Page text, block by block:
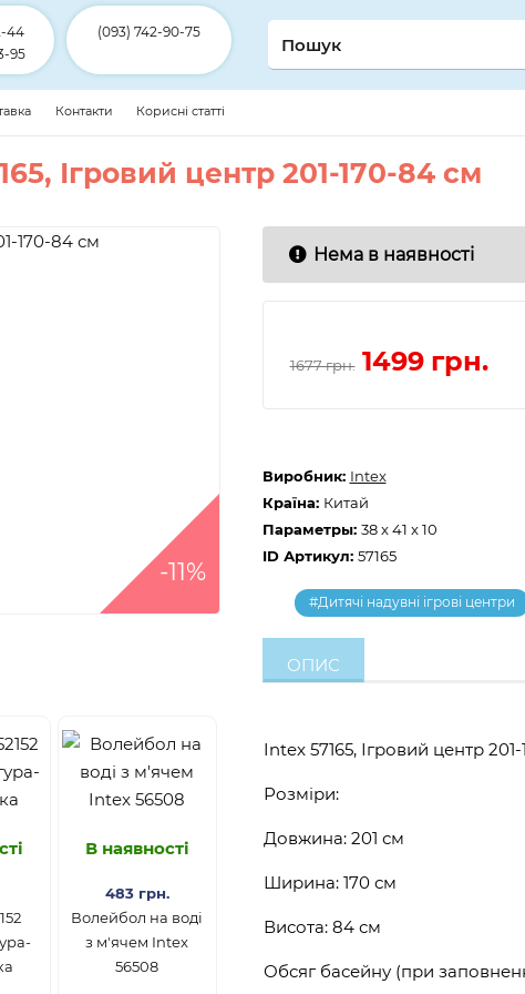
44
95
(093) 742-90-75
Контакти Корисні статті
Ігровий центр 201-170-84 см
-11%
В наявності
483 грн.
Волейбол на воді
з м'ячем Intex
56508
Нема в наявності
1677 грн. 1499 грн.
Виробник: Intex
Країна: Китай
Параметры: 38 x 41 x 10
ID Артикул: 57165
#Дитячі надувні ігрові центри
ОПИС
Intex 57165, Ігровий центр
Розміри:
Довжина: 201 см
Ширина: 170 см
Висота: 84 см
Обсяг басейну (при